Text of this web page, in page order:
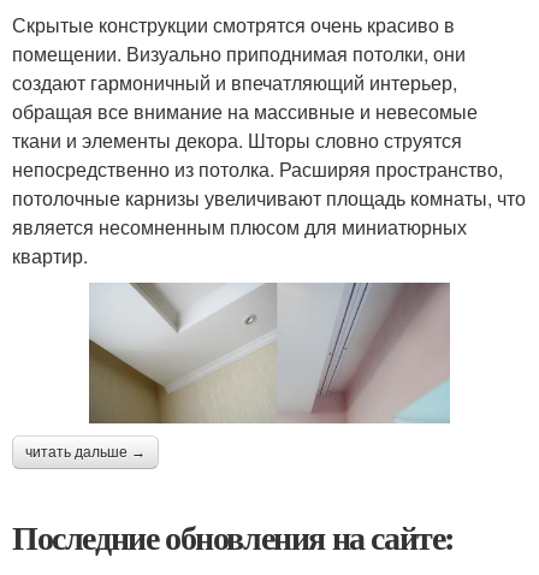
Скрытые конструкции смотрятся очень красиво в
помещении. Визуально приподнимая потолки, они
создают гармоничный и впечатляющий интерьер,
обращая все внимание на массивные и невесомые
ткани и элементы декора. Шторы словно струятся
непосредственно из потолка. Расширяя пространство,
потолочные карнизы увеличивают площадь комнаты, что
является несомненным плюсом для миниатюрных
квартир.
читать дальше →
Последние обновления на сайте: